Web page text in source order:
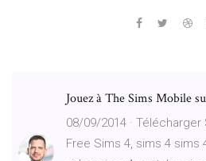
Jouez à The Sims Mobile
08/09/2014 ·
Free Sims 4, sims 4